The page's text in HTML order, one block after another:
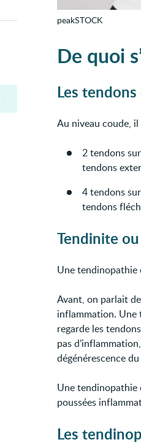
peakSTOCK
De quoi
Les
Au niveau coude,
2 tendons
tendons
4 tendons
tendons
Tendinite
Une
Avant, on parlait
inflammation. Une
regarde les
pas
dégénérescence
Une tendinopathie
poussées
Les